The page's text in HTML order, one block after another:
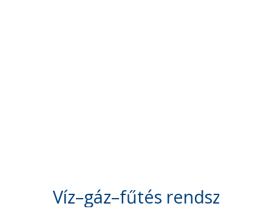
Víz–gáz–fűtés rendszer